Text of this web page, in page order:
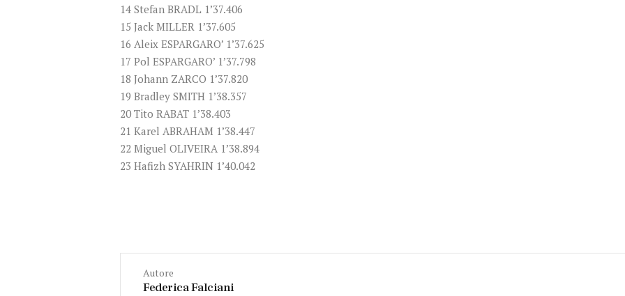
14 Stefan BRADL 1’37.406
15 Jack MILLER 1’37.605
16 Aleix ESPARGARO’ 1’37.625
17 Pol ESPARGARO’ 1’37.798
18 Johann ZARCO 1’37.820
19 Bradley SMITH 1’38.357
20 Tito RABAT 1’38.403
21 Karel ABRAHAM 1’38.447
22 Miguel OLIVEIRA 1’38.894
23 Hafizh SYAHRIN 1’40.042
Autore
Federica Falciani